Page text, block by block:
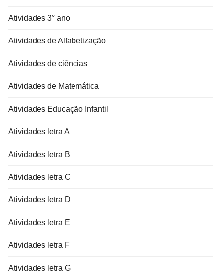
Atividades 3° ano
Atividades de Alfabetização
Atividades de ciências
Atividades de Matemática
Atividades Educação Infantil
Atividades letra A
Atividades letra B
Atividades letra C
Atividades letra D
Atividades letra E
Atividades letra F
Atividades letra G